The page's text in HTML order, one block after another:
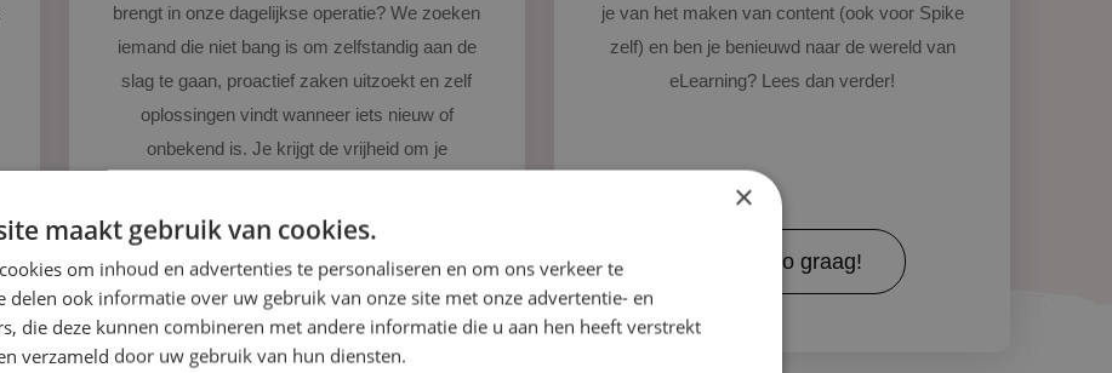
brengt in onze dagelijkse operatie? We zoeken
iemand die niet bang is om zelfstandig aan de
slag te gaan, proactief zaken uitzoekt en zelf
oplossingen vindt wanneer iets nieuw of
onbekend is. Je krijgt de vrijheid om je
Lees verder
je van het maken van content (ook voor Spike
zelf) en ben je benieuwd naar de wereld van
eLearning? Lees dan verder!
Meer info graag!
×
maakt gebruik van cookies.
om inhoud en advertenties te personaliseren en om ons verkeer te
delen ook informatie over uw gebruik van onze site met onze advertentie- en
die deze kunnen combineren met andere informatie die u aan hen heeft verstrekt
verzameld door uw gebruik van hun diensten.